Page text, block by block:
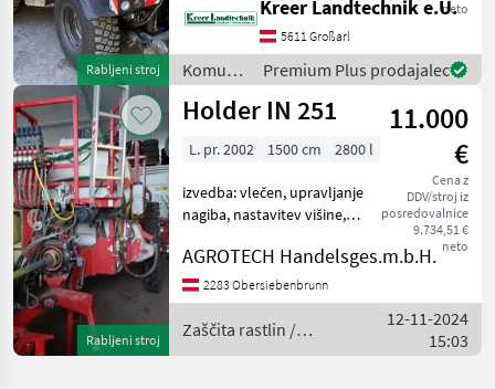
Rabljeni stroj
neto
porazdelitev moči. Popoln
pogled na priključke in
maksimalno udobje med
delom
Kreer Landtechnik e.U.
5611 Großarl
Komunalna
oprema
/ Holder
Premium Plus prodajalec
Rabljeni stroj
Holder IN 251
11.000
€
Cena z
DDV/stroj iz
posredovalnice
9.734,51 €
neto
L. pr. 2002 1500 cm 2800 l
izvedba: vlečen, upravljanje
nagiba, nastavitev višine,
rastlin Poljska škropilnica
AGROTECH Handelsges.m.b.H.
2283 Obersiebenbrunn
Zaščita rastlin /
Holder
12-11-2024
15:03